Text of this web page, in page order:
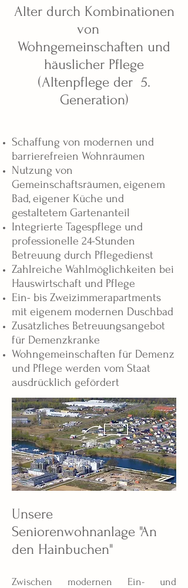
Alter durch Kombinationen
von
Wohngemeinschaften und
häuslicher Pflege
(Altenpflege der 5.
Generation)
Schaffung von modernen und
barrierefreien Wohnräumen
Nutzung von
Gemeinschaftsräumen, eigenem
Bad, eigener Küche und
gestaltetem Gartenanteil
Integrierte Tagespflege und
professionelle 24-Stunden
Betreuung durch Pflegedienst
Zahlreiche Wahlmöglichkeiten bei
Hauswirtschaft und Pflege
Ein- bis Zweizimmerapartments
mit eigenem modernen Duschbad
Zusätzliches Betreuungsangebot
für Demenzkranke
Wohngemeinschaften für Demenz
und Pflege werden vom Staat
ausdrücklich gefördert
Unsere
Seniorenwohnanlage "An
den Hainbuchen"
Zwischen modernen Ein- und